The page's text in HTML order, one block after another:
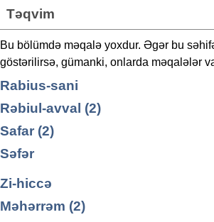
Təqvim
Bu bölümdə məqalə yoxdur. Əgər bu
göstərilirsə, gümanki, onlarda məqalələr
Rabius-sani
Rəbiul-avval (2)
Safar (2)
Səfər
Səfər ayına aid yazılar
Zi-hiccə
Məhərrəm (2)